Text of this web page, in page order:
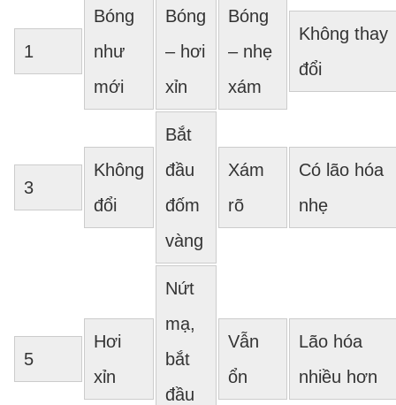
1
Bóng
như
mới
Bóng
– hơi
xỉn
Bóng
– nhẹ
xám
Không thay
đổi
3
Không
đổi
Bắt
đầu
đốm
vàng
Xám
rõ
Có lão hóa
nhẹ
5
Hơi
xỉn
Nứt
mạ,
bắt
đầu
Vẫn
ổn
Lão hóa
nhiều hơn